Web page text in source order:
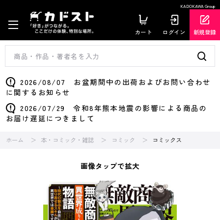
KADOKAWA Group
カート ログイン 新規登録
2026/08/07 お盆期間中の出荷およびお問い合わせ
に関するお知らせ
2026/07/29 令和8年熊本地震の影響による商品の
お届け遅延につきまして
ホーム 本・コミック・雑誌 コミック コミックス
画像タップで拡大